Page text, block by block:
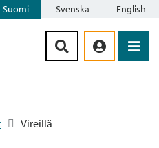
Suomi Svenska English
Vireillä